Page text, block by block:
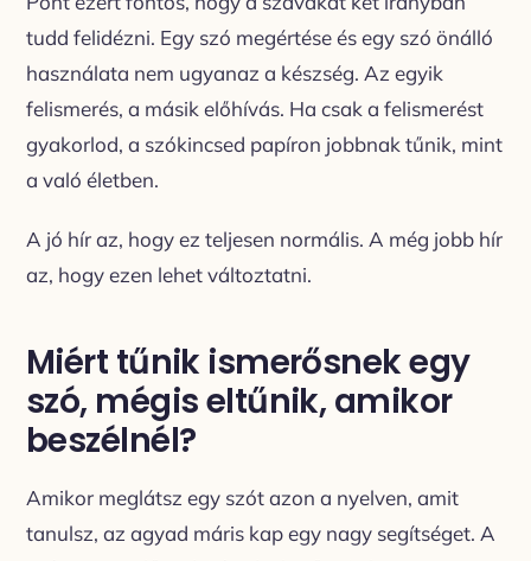
tudd felidézni. Egy szó megértése és egy szó önálló
használata nem ugyanaz a készség. Az egyik
felismerés, a másik előhívás. Ha csak a felismerést
gyakorlod, a szókincsed papíron jobbnak tűnik, mint
a való életben.
A jó hír az, hogy ez teljesen normális. A még jobb hír
az, hogy ezen lehet változtatni.
Miért tűnik ismerősnek egy
szó, mégis eltűnik, amikor
beszélnél?
Amikor meglátsz egy szót azon a nyelven, amit
tanulsz, az agyad máris kap egy nagy segítséget. A